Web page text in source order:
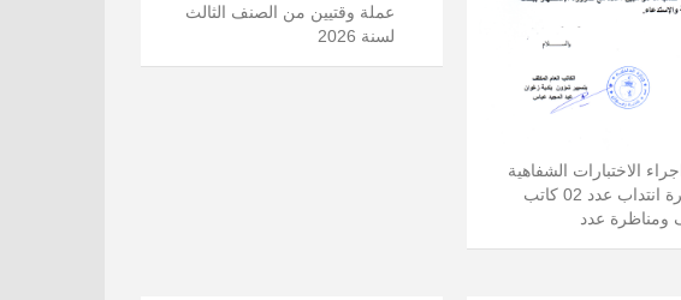
عملة وقتيين من الصنف الثالث
لسنة 2026
الاختبارات الشفاهية
لمناظرة انتداب عدد 02 كاتب
عدد